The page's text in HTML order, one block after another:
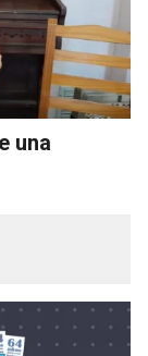
una